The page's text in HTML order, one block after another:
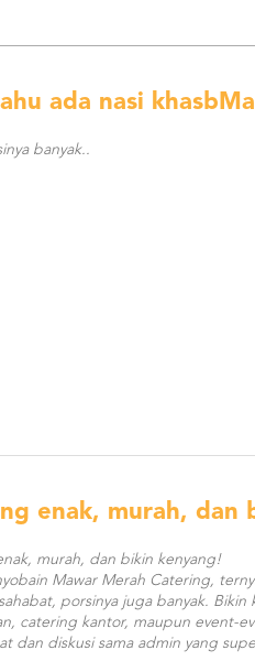
ada nasi
banyak..
enak, murah, dan
murah, dan bikin kenyang!
Mawar Merah Catering,
porsinya juga banyak.
catering kantor, maupun event-
dan diskusi sama admin yang